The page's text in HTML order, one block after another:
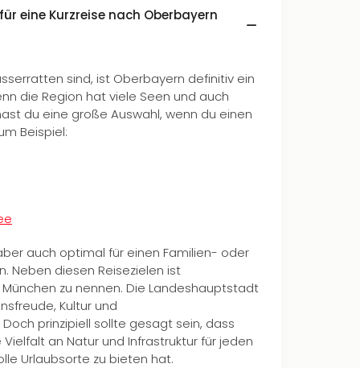
eine Kurzreise nach Oberbayern
sind, ist Oberbayern definitiv ein
die Region hat viele Seen und auch
du eine große Auswahl, wenn du einen
Beispiel:
auch optimal für einen Familien- oder
Neben diesen Reisezielen ist
zu nennen. Die Landeshauptstadt
Kultur und
prinzipiell sollte gesagt sein, dass
an Natur und Infrastruktur für jeden
Urlaubsorte zu bieten hat.